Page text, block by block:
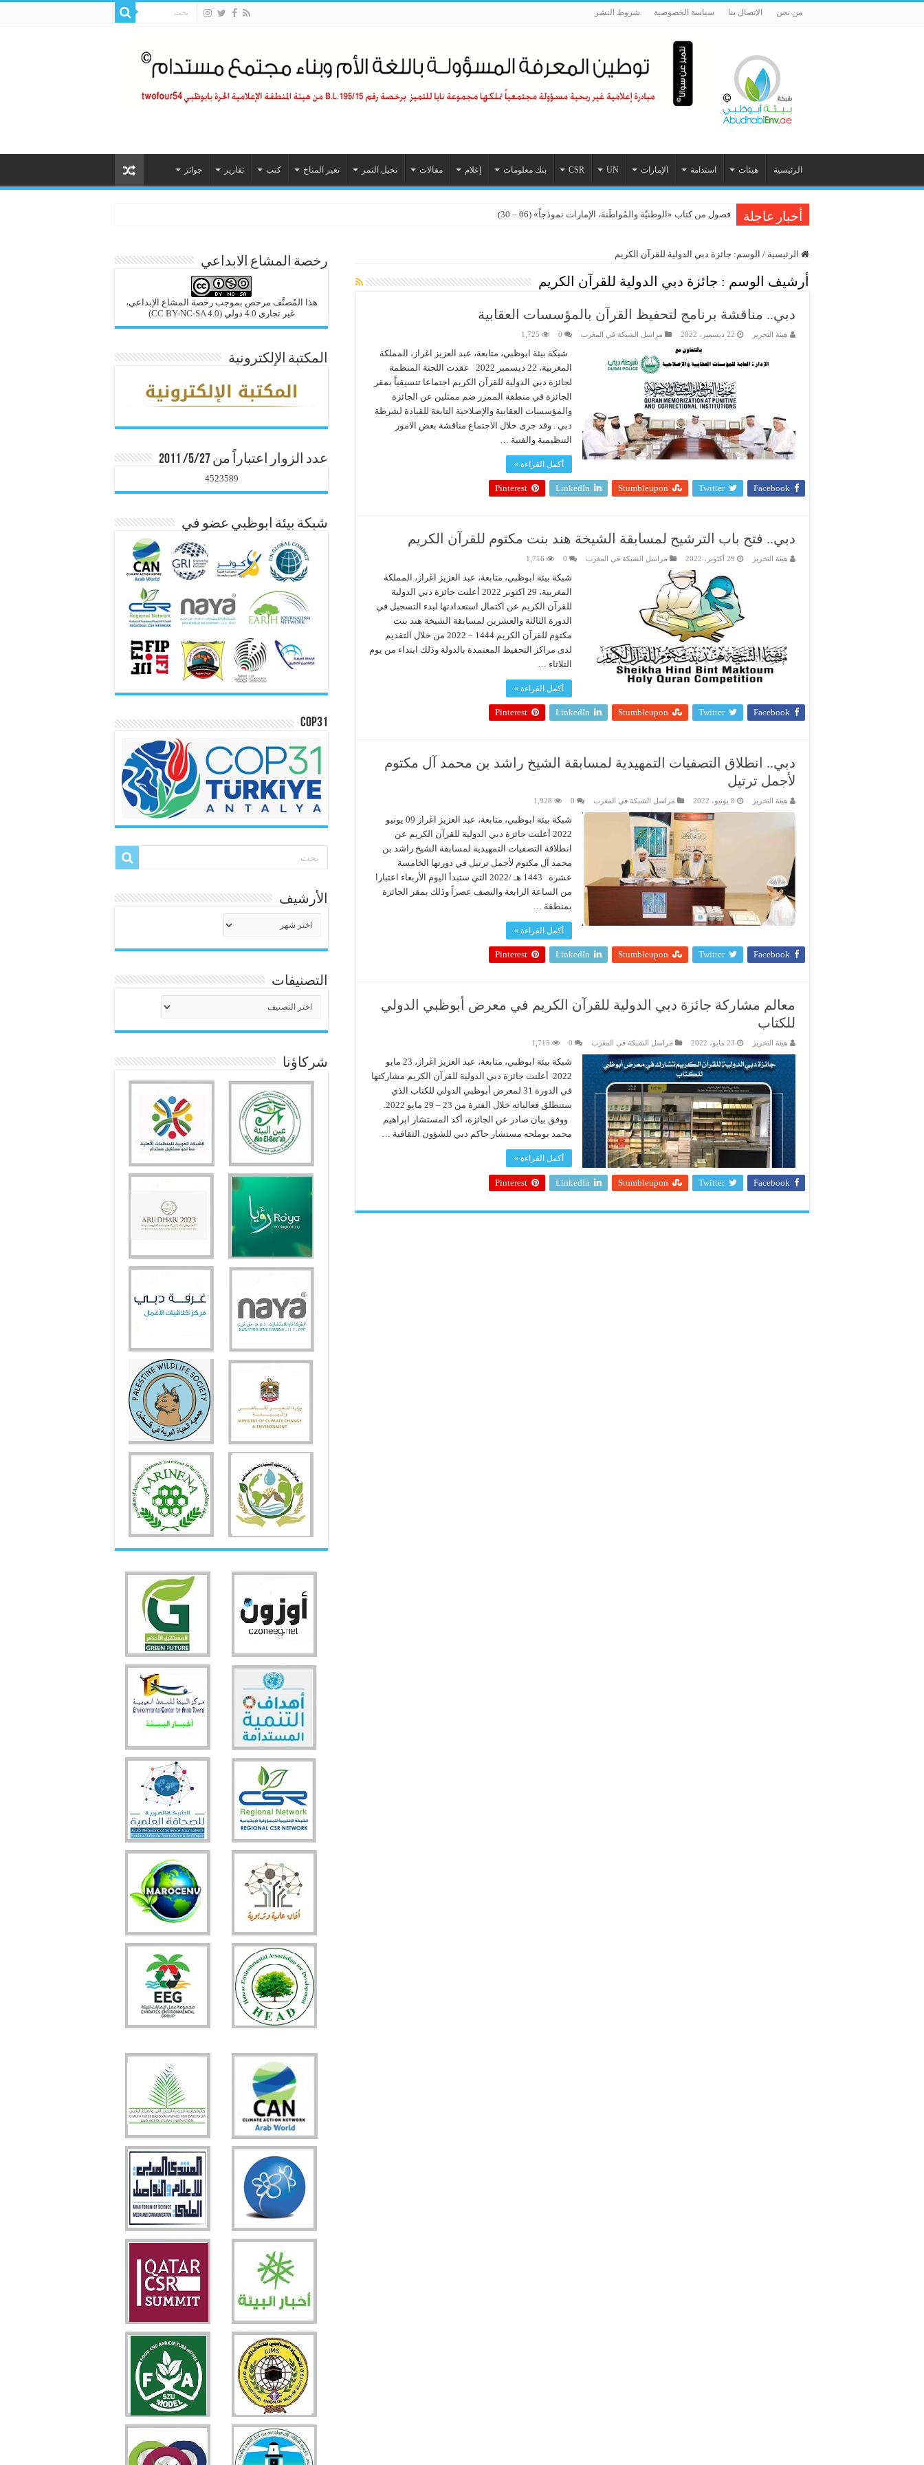
من نحن الاتصال بنا سياسة الخصوصية شروط النشر
الرئيسية هيئات استدامة الإمارات UN
CSR بنك معلومات إعلام مقالات نخيل التمر تغير المناخ كتب تقارير جوائز
أخبار عاجلة فصول من كتاب «الوطنيّة والمُواطَنة، الإمارات نموذجاً» (06 – 30)
الدوحة تحتضن المؤتمر العلمي الدولي الرابع للمسؤولية المجتمعية 2026
الرئيسية / الوسم: جائزة دبي الدولية للقرآن الكريم
أرشيف الوسم : جائزة دبي الدولية للقرآن الكريم
دبي.. مناقشة برنامج لتحفيظ القرآن بالمؤسسات العقابية
هيئة التحرير 22 ديسمبر، 2022 مراسل الشبكة في المغرب 0
1,725
شبكة بيئة ابوظبي، متابعة، عبد العزيز اغراز، المملكة
المغربية، 22 ديسمبر 2022 عقدت اللجنة المنظمة
لجائزة دبي الدولية للقرآن الكريم اجتماعا تنسيقياً بمقر
الجائزة في منطقة الممزر ضم ممثلين عن الجائزة
والمؤسسات العقابية والإصلاحية التابعة للقيادة لشرطة
دبي . وقد جرى خلال الاجتماع مناقشة بعض الامور
التنظيمية والفنية …
أكمل القراءة »
Facebook
Twitter
Stumbleupon
LinkedIn
Pinterest
دبي.. فتح باب الترشيح لمسابقة الشيخة هند بنت مكتوم للقرآن الكريم
هيئة التحرير 29 أكتوبر، 2022 مراسل الشبكة في المغرب 0
1,716
شبكة بيئة ابوظبي، متابعة، عبد العزيز اغراز، المملكة
المغربية، 29 اكتوبر 2022 أعلنت جائزة دبي الدولية
للقرآن الكريم عن اكتمال استعدادتها لبدء التسجيل في
الدورة الثالثة والعشرين لمسابقة الشيخة هند بنت
مكتوم للقرآن الكريم 1444 – 2022 من خلال التقديم
لدى مراكز التحفيظ المعتمدة بالدولة وذلك ابتداء من يوم
الثلاثاء …
أكمل القراءة »
Facebook
Twitter
Stumbleupon
LinkedIn
Pinterest
دبي.. انطلاق التصفيات التمهيدية لمسابقة الشيخ راشد بن محمد آل مكتوم
لأجمل ترتيل
هيئة التحرير 8 يونيو، 2022 مراسل الشبكة في المغرب 0
1,928
شبكة بيئة ابوظبي، متابعة، عبد العزيز اغراز 09 يونيو
2022 أعلنت جائزة دبي الدولية للقرآن الكريم عن
انطلاقة التصفيات التمهيدية لمسابقة الشيخ راشد بن
محمد آل مكتوم لأجمل ترتيل في دورتها الخامسة
عشرة 1443 هـ /2022 التي ستبدأ اليوم الأربعاء اعتبارا
من الساعة الرابعة والنصف عصراً وذلك بمقر الجائزة
بمنطقة …
أكمل القراءة »
Facebook
Twitter
Stumbleupon
LinkedIn
Pinterest
معالم مشاركة جائزة دبي الدولية للقرآن الكريم في معرض أبوظبي الدولي
للكتاب
هيئة التحرير 23 مايو، 2022 مراسل الشبكة في المغرب 0
1,715
شبكة بيئة ابوظبي، متابعة، عبد العزيز اغراز، 23 مايو
2022 أعلنت جائزة دبي الدولية للقرآن الكريم مشاركتها
في الدورة 31 لمعرض أبوظبي الدولي للكتاب الذي
ستنطلق فعالياته خلال الفترة من 23 – 29 مايو 2022.
ووفق بيان صادر عن الجائزة، أكد المستشار ابراهيم
محمد بوملحه مستشار حاكم دبي للشؤون الثقافية …
أكمل القراءة »
Facebook
Twitter
Stumbleupon
LinkedIn
Pinterest
رخصة المشاع الابداعي
هذا المُصنَّف مرخص بموجب رخصة المشاع الإبداعي،
غير تجاري 4.0 دولي
(CC BY-NC-SA 4.0)
المكتبة الإلكترونية
عدد الزوار اعتباراً من 5/27/ 2011
4523589
شبكة بيئة ابوظبي عضو في
COP31
الأرشيف
التصنيفات
شركاؤنا